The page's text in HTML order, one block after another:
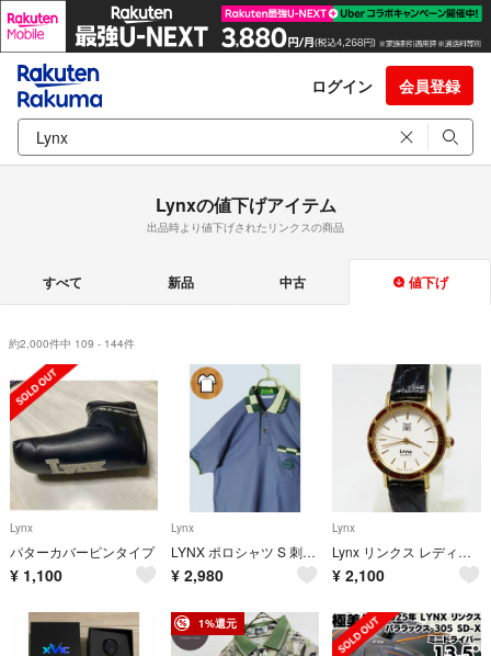
ログイン 会員登録
Lynxの値下げアイテム
出品時より値下げされたリンクスの商品
すべて 新品 中古 値下げ
約2,000件中 109 - 144件
Lynx
パターカバーピンタイプ
¥ 1,100
Lynx
LYNX ポロシャツ S 刺繍ロゴ 襟の柄 ブルー グリーン A26 古着
¥ 2,980
Lynx
Lynx リンクス レディース クォーツ 腕時計 LY-5002
¥ 2,100
1%還元